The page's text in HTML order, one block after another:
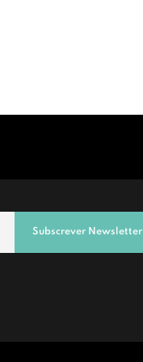
Subscrever Newsletter